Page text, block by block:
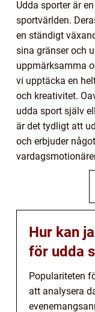
Udda sporter är
sportvärlden.
en ständigt
sina gränser och
uppmärksamma
vi upptäcka en
och kreativitet.
udda sport själv
är det tydligt att
och erbjuder
Hur kan
för udda
Populariteten
att analysera